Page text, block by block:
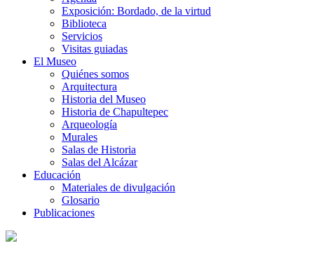
Exposición: Bordado, de la virtud
Biblioteca
Servicios
Visitas guiadas
El Museo
Quiénes somos
Arquitectura
Historia del Museo
Historia de Chapultepec
Arqueología
Murales
Salas de Historia
Salas del Alcázar
Educación
Materiales de divulgación
Glosario
Publicaciones